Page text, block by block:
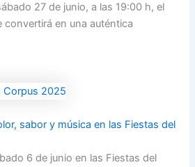
27 de junio, a las 19:00 h, el
convertirá en una auténtica
sabor y música en las Fiestas del
6 de junio en las Fiestas del